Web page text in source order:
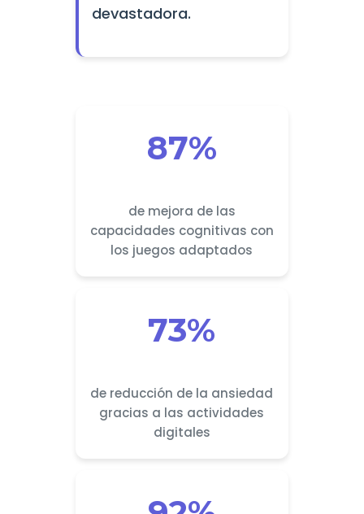
devastadora.
87%
de mejora de las
capacidades cognitivas con
los juegos adaptados
73%
de reducción de la ansiedad
gracias a las actividades
digitales